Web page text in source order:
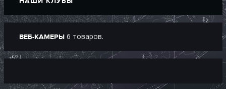
ВЕБ-КАМЕРЫ 6 товаров.